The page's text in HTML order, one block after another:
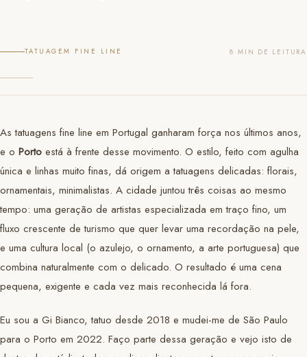
TATUAGEM FINE LINE 8 MIN DE LEITURA
As tatuagens fine line em Portugal ganharam força nos últimos anos,
e o Porto está à frente desse movimento. O estilo, feito com agulha
única e linhas muito finas, dá origem a tatuagens delicadas: florais,
ornamentais, minimalistas. A cidade juntou três coisas ao mesmo
tempo: uma geração de artistas especializada em traço fino, um
fluxo crescente de turismo que quer levar uma recordação na pele,
e uma cultura local (o azulejo, o ornamento, a arte portuguesa) que
combina naturalmente com o delicado. O resultado é uma cena
pequena, exigente e cada vez mais reconhecida lá fora.
Eu sou a Gi Bianco, tatuo desde 2018 e mudei-me de São Paulo
para o Porto em 2022. Faço parte dessa geração e vejo isto de